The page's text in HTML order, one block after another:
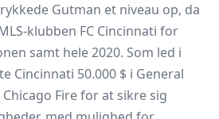
Gutman et niveau op, da
klubben FC Cincinnati for
samt hele 2020. Som led i
Cincinnati 50.000 $ i General
Fire for at sikre sig